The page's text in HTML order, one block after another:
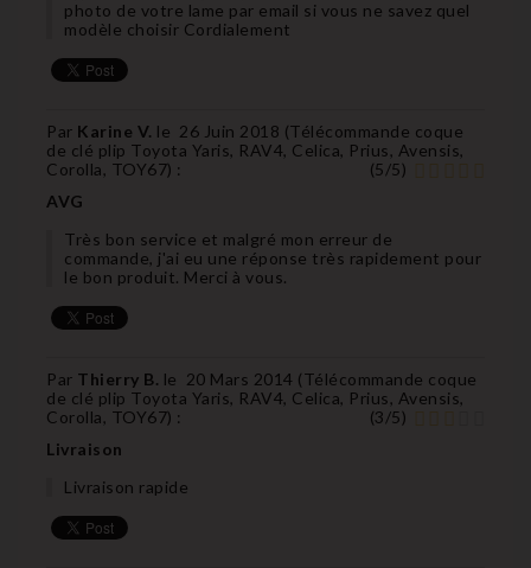
photo de votre lame par email si vous ne savez quel
modèle choisir Cordialement
Par Karine V. le 26 Juin 2018 (Télécommande coque
de clé plip Toyota Yaris, RAV4, Celica, Prius, Avensis,
Corolla, TOY67) : (5/5)
AVG
Très bon service et malgré mon erreur de
commande, j'ai eu une réponse très rapidement pour
le bon produit. Merci à vous.
Par Thierry B. le 20 Mars 2014 (Télécommande coque
de clé plip Toyota Yaris, RAV4, Celica, Prius, Avensis,
Corolla, TOY67) : (3/5)
Livraison
Livraison rapide